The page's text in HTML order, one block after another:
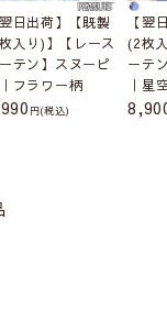
きます。
と一緒にご
る場合は
のでご注意
営業日（２
翌日出荷】【既製
入り)】【レース
テン】スヌーピ
フラワー柄
(税込)
【翌
(2枚
ーテ
｜星